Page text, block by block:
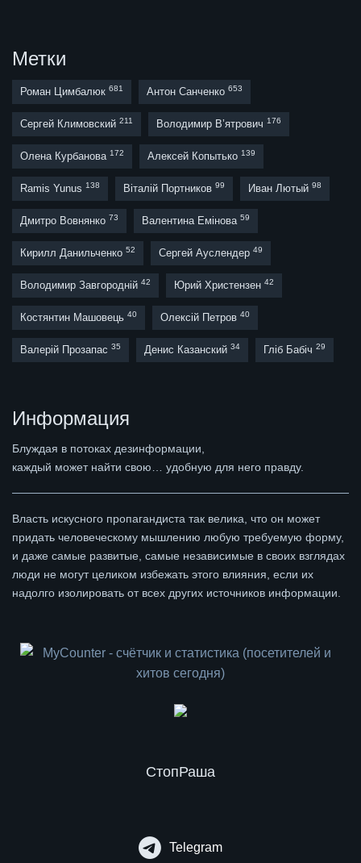
Метки
Роман Цимбалюк 681 Антон Санченко 653
Сергей Климовский 211 Володимир В’ятрович 176
Олена Курбанова 172 Алексей Копытько 139
Ramis Yunus 138 Віталій Портников 99 Иван Лютый 98
Дмитро Вовнянко 73 Валентина Емінова 59
Кирилл Данильченко 52 Сергей Ауслендер 49
Володимир Завгородній 42 Юрий Христензен 42
Костянтин Машовець 40 Олексій Петров 40
Валерій Прозапас 35 Денис Казанский 34 Гліб Бабіч 29
Информация
Блуждая в потоках дезинформации,
каждый может найти свою… удобную для него правду.
Власть искусного пропагандиста так велика, что он может
придать человеческому мышлению любую требуемую форму,
и даже самые развитые, самые независимые в своих взглядах
люди не могут целиком избежать этого влияния, если их
надолго изолировать от всех других источников информации.
СтопРаша
Telegram